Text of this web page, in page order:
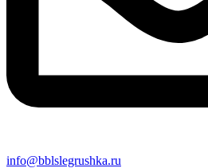
info@bblslegrushka.ru